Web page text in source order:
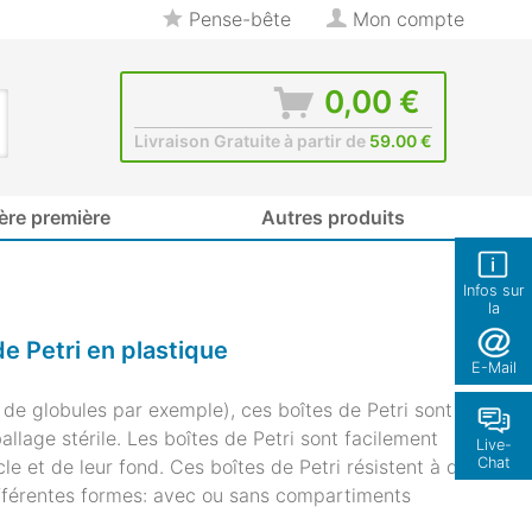
Infos sur
la
boutique
E-Mail
Live-
Chat
Pense-bête Mon compte
0,00 €
Livraison Gratuite à partir de 59.00 €
première Autres produits
Petri en plastique
globules par exemple), ces boîtes de Petri sont
stérile. Les boîtes de Petri sont facilement
et de leur fond. Ces boîtes de Petri résistent à des
formes: avec ou sans compartiments